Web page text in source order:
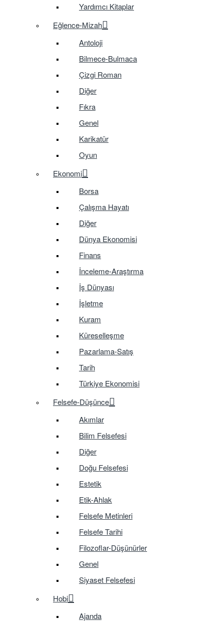
Yardımcı Kitaplar
Eğlence-Mizah
Antoloji
Bilmece-Bulmaca
Çizgi Roman
Diğer
Fıkra
Genel
Karikatür
Oyun
Ekonomi
Borsa
Çalışma Hayatı
Diğer
Dünya Ekonomisi
Finans
İnceleme-Araştırma
İş Dünyası
İşletme
Kuram
Küreselleşme
Pazarlama-Satış
Tarih
Türkiye Ekonomisi
Felsefe-Düşünce
Akımlar
Bilim Felsefesi
Diğer
Doğu Felsefesi
Estetik
Etik-Ahlak
Felsefe Metinleri
Felsefe Tarihi
Filozoflar-Düşünürler
Genel
Siyaset Felsefesi
Hobi
Ajanda